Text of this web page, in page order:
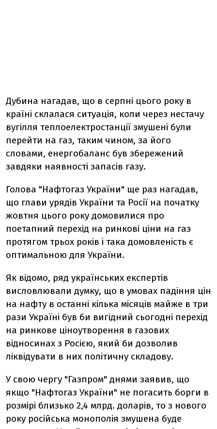
Дубина нагадав, що в серпні цього року в
країні склалася ситуація, коли через нестачу
вугілля теплоелектростанції змушені були
перейти на газ, таким чином, за його
словами, енергобаланс був збережений
завдяки наявності запасів газу.
Голова "Нафтогаз України" ще раз нагадав,
що глави урядів України та Росії на початку
жовтня цього року домовилися про
поетапний перехід на ринкові ціни на газ
протягом трьох років і така домовленість є
оптимальною для України.
Як відомо, ряд українських експертів
висловлювали думку, що в умовах падіння цін
на нафту в останні кілька місяців майже в три
рази Україні був би вигідний сьогодні перехід
на ринкове ціноутворення в газових
відносинах з Росією, який би дозволив
ліквідувати в них політичну складову.
У свою чергу "Газпром" днями заявив, що
якщо "Нафтогаз України" не погасить борги в
розмірі близько 2,4 млрд. доларів, то з нового
року російська монополія змушена буде